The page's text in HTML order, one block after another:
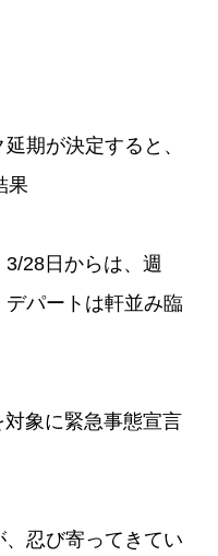
期が決定すると、
果
28日からは、週
パートは軒並み臨
象に緊急事態宣言
忍び寄ってきてい